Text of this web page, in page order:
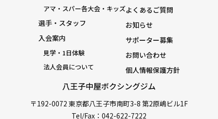
八王子中屋ボクシングジム
〒192-0072 東京都八王子市南町3-8 第2原嶋ビル1F
Tel/Fax：042-622-7222
アマ・スパー各大会・キッズ
選手・スタッフ
入会案内
見学・1日体験
法人会員について
よくあるご質問
お知らせ
サポーター募集
お問い合わせ
個人情報保護方針